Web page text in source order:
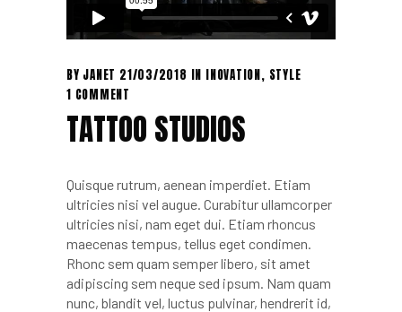
BY JANET 21/03/2018 IN INOVATION, STYLE
1 COMMENT
TATTOO STUDIOS
Quisque rutrum, aenean imperdiet. Etiam
ultricies nisi vel augue. Curabitur ullamcorper
ultricies nisi, nam eget dui. Etiam rhoncus
maecenas tempus, tellus eget condimen.
Rhonc sem quam semper libero, sit amet
adipiscing sem neque sed ipsum. Nam quam
nunc, blandit vel, luctus pulvinar, hendrerit id,